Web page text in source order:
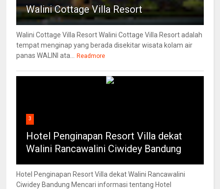
Walini Cottage Villa Resort
Walini Cottage Villa Resort Walini Cottage Villa Resort adalah
tempat menginap yang berada disekitar wisata kolam air
panas WALINI ata...
Readmore
3
Hotel Penginapan Resort Villa dekat
Walini Rancawalini Ciwidey Bandung
Hotel Penginapan Resort Villa dekat Walini Rancawalini
Ciwidey Bandung Mencari informasi tentang Hotel